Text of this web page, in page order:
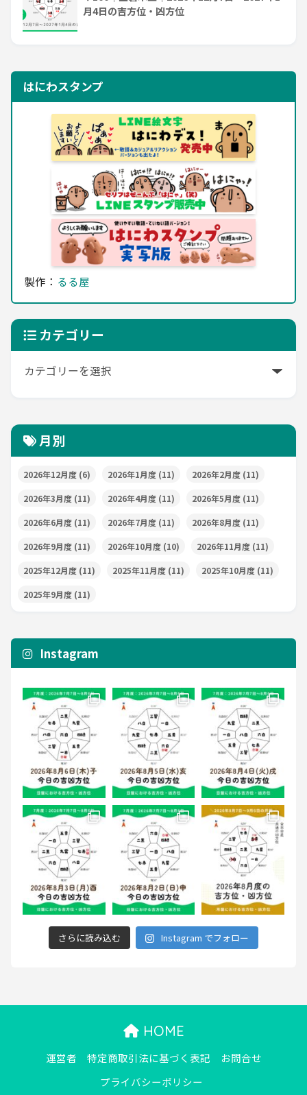
月4日の吉方位・凶方位
はにわスタンプ
製作： るる屋
カテゴリー
月別
2026年12月度 (6) 2026年1月度 (11) 2026年2月度 (11)
2026年3月度 (11) 2026年4月度 (11) 2026年5月度 (11)
2026年6月度 (11) 2026年7月度 (11) 2026年8月度 (11)
2026年9月度 (11) 2026年10月度 (10) 2026年11月度 (11)
2025年12月度 (11) 2025年11月度 (11) 2025年10月度 (11)
2025年9月度 (11)
Instagram
さらに読み込む Instagram でフォロー
HOME
運営者 特定商取引法に基づく表記
お問合せ
プライバシーポリシー